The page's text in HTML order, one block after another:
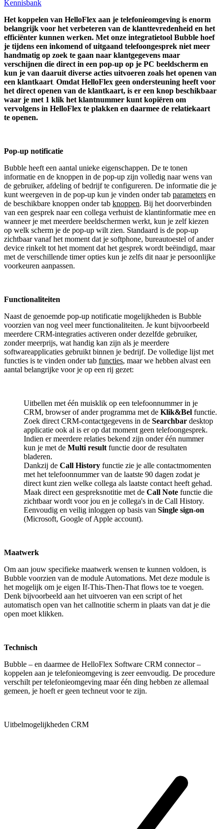
Kennisbank
Het koppelen van HelloFlex aan je telefonieomgeving is enorm
belangrijk voor het verbeteren van de klanttevredenheid en het
efficiënter kunnen werken. Met onze integratietool Bubble hoef
je tijdens een inkomend of uitgaand telefoongesprek niet meer
handmatig op zoek te gaan naar klantgegevens maar
verschijnen die direct in een pop-up op je PC beeldscherm en
kun je van daaruit diverse acties uitvoeren zoals het openen van
een klantkaart. Omdat HelloFlex geen ondersteuning heeft voor
het direct openen van de klantkaart, is er een knop beschikbaar
waar je met 1 klik het klantnummer kunt kopiëren om
vervolgens in HelloFlex te plakken en daarmee de relatiekaart
te openen.
Pop-up notificatie
Bubble heeft een aantal unieke eigenschappen. De te tonen
informatie en de knoppen in de pop-up zijn volledig naar wens van
de gebruiker, afdeling of bedrijf te configureren. De informatie die je
kunt weergeven in de pop-up kun je vinden onder tab parameters en
de beschikbare knoppen onder tab knoppen. Bij het doorverbinden
van een gesprek naar een collega verhuist de klantinformatie mee en
wanneer je met meerdere beeldschermen werkt, kun je zelf kiezen
op welk scherm je de pop-up wilt zien. Standaard is de pop-up
zichtbaar vanaf het moment dat je softphone, bureautoestel of ander
device rinkelt tot het moment dat het gesprek wordt beëindigd, maar
met de verschillende timer opties kun je zelfs dit naar je persoonlijke
voorkeuren aanpassen.
Functionaliteiten
Naast de genoemde pop-up notificatie mogelijkheden is Bubble
voorzien van nog veel meer functionaliteiten. Je kunt bijvoorbeeld
meerdere CRM-integraties activeren onder dezelfde gebruiker,
zonder meerprijs, wat handig kan zijn als je meerdere
softwareapplicaties gebruikt binnen je bedrijf. De volledige lijst met
functies is te vinden onder tab functies, maar we hebben alvast een
aantal belangrijke voor je op een rij gezet:
Uitbellen met één muisklik op een telefoonnummer in je
CRM, browser of ander programma met de Klik&Bel functie.
Zoek direct CRM-contactgegevens in de Searchbar desktop
applicatie ook al is er op dat moment geen telefoongesprek.
Indien er meerdere relaties bekend zijn onder één nummer
kun je met de Multi result functie door de resultaten
bladeren.
Dankzij de Call History functie zie je alle contactmomenten
met het telefoonnummer van de laatste 90 dagen zodat je
direct kunt zien welke collega als laatste contact heeft gehad.
Maak direct een gespreksnotitie met de Call Note functie die
zichtbaar wordt voor jou en je collega's in de Call History.
Eenvoudig en veilig inloggen op basis van Single sign-on
(Microsoft, Google of Apple account).
Maatwerk
Om aan jouw specifieke maatwerk wensen te kunnen voldoen, is
Bubble voorzien van de module Automations. Met deze module is
het mogelijk om je eigen If-This-Then-That flows toe te voegen.
Denk bijvoorbeeld aan het uitvoeren van een script of het
automatisch open van het callnotitie scherm in plaats van dat je die
open moet klikken.
Technisch
Bubble – en daarmee de HelloFlex Software CRM connector –
koppelen aan je telefonieomgeving is zeer eenvoudig. De procedure
verschilt per telefonieomgeving maar één ding hebben ze allemaal
gemeen, je hoeft er geen techneut voor te zijn.
Uitbelmogelijkheden CRM